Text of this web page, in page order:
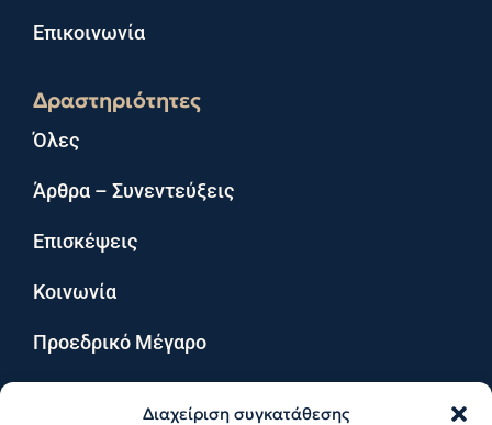
Διαχείριση συγκατάθεσης
Επικοινωνία
Δραστηριότητες
Όλες
Άρθρα – Συνεντεύξεις
Επισκέψεις
Κοινωνία
Προεδρικό Μέγαρο